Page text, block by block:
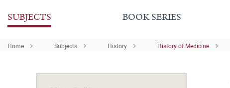
SUBJECTS BOOK SERIES
Home Subjects History History of Medicine